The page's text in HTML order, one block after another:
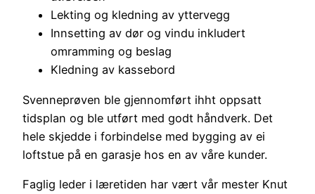
Lekting og kledning av yttervegg
Innsetting av dør og vindu inkludert
omramming og beslag
Kledning av kassebord
Svenneprøven ble gjennomført ihht oppsatt
tidsplan og ble utført med godt håndverk. Det
hele skjedde i forbindelse med bygging av ei
loftstue på en garasje hos en av våre kunder.
Faglig leder i læretiden har vært vår mester Knut